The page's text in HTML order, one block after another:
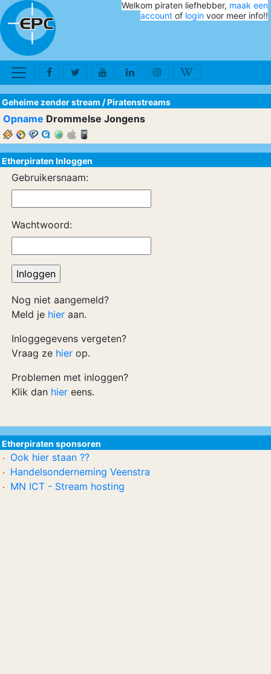
Welkom piraten liefhebber, maak een
account of login voor meer info!!
Geheime zender stream /Piratenstreams
Opname Drommelse Jongens
Etherpiraten Inloggen
Gebruikersnaam:
Wachtwoord:
Nog niet aangemeld?
Meld je hier aan.
Inloggegevens vergeten?
Vraag ze hier op.
Problemen met inloggen?
Klik dan hier eens.
Etherpiraten sponsoren
Ook hier staan ??
Handelsonderneming Veenstra
MN ICT - Stream hosting